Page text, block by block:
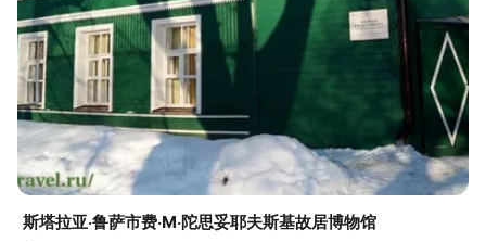
斯塔拉亚·鲁萨市费·M·陀思妥耶夫斯基故居博物馆